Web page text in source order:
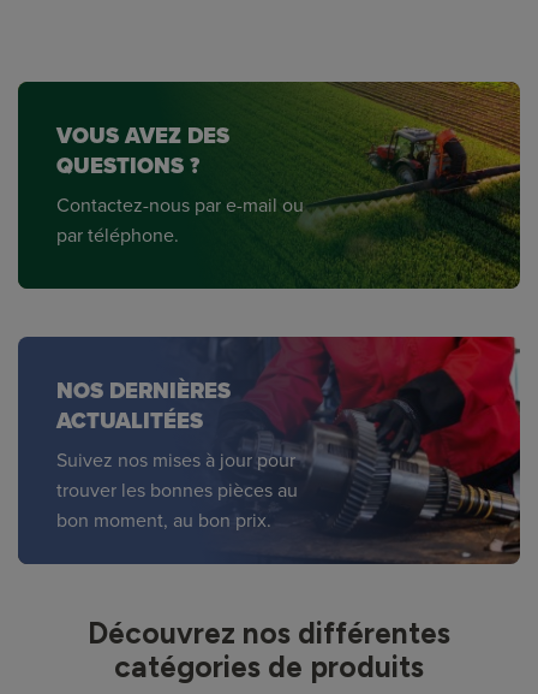
VOUS AVEZ DES
QUESTIONS ?
Contactez-nous par e-mail ou
par téléphone.
NOS DERNIÈRES
ACTUALITÉES
Suivez nos mises à jour pour
trouver les bonnes pièces au
bon moment, au bon prix.
Découvrez nos différentes
catégories de produits